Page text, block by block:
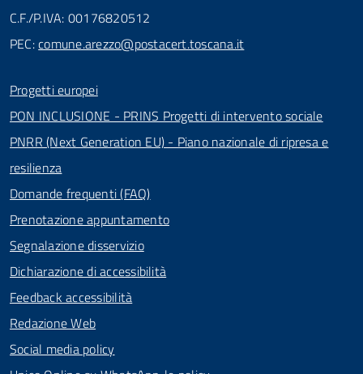
C.F./P.IVA: 00176820512
PEC:comune.arezzo@postacert.toscana.it
Progetti europei
PON INCLUSIONE - PRINS Progetti di intervento sociale
PNRR (Next Generation EU) - Piano nazionale di ripresa e
resilienza
Domande frequenti (FAQ)
Prenotazione appuntamento
Segnalazione disservizio
Dichiarazione di accessibilità
Feedback accessibilità
Redazione Web
Social media policy